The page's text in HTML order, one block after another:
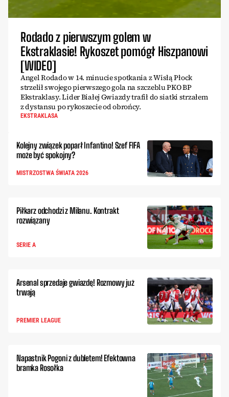
Rodado z pierwszym golem w
Ekstraklasie! Rykoszet pomógł Hiszpanowi
[WIDEO]
Angel Rodado w 14. minucie spotkania z Wisłą Płock
strzelił swojego pierwszego gola na szczeblu PKO BP
Ekstraklasy. Lider Białej Gwiazdy trafił do siatki strzałem
z dystansu po rykoszecie od obrońcy.
EKSTRAKLASA
Kolejny związek poparł Infantino! Szef FIFA
może być spokojny?
MISTRZOSTWA ŚWIATA 2026
Piłkarz odchodzi z Milanu. Kontrakt
rozwiązany
SERIE A
Arsenal sprzedaje gwiazdę! Rozmowy już
trwają
PREMIER LEAGUE
Napastnik Pogoni z dubletem! Efektowna
bramka Rosołka